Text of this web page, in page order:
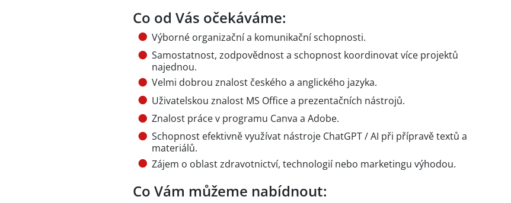
Co od Vás očekáváme:
Výborné organizační a komunikační schopnosti.
Samostatnost, zodpovědnost a schopnost koordinovat více projektů
najednou.
Velmi dobrou znalost českého a anglického jazyka.
Uživatelskou znalost MS Office a prezentačních nástrojů.
Znalost práce v programu Canva a Adobe.
Schopnost efektivně využívat nástroje ChatGPT / AI při přípravě textů a
materiálů.
Zájem o oblast zdravotnictví, technologií nebo marketingu výhodou.
Co Vám můžeme nabídnout: